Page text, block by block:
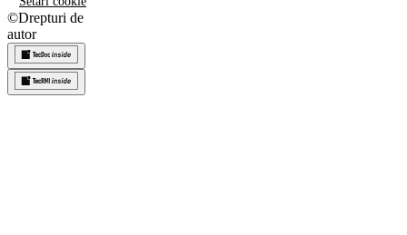
©Drepturi de
autor